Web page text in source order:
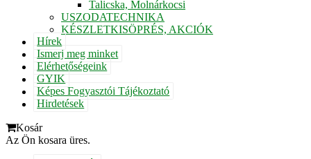
Talicska, Molnárkocsi
USZODATECHNIKA
KÉSZLETKISÖPRÉS, AKCIÓK
Hírek
Ismerj meg minket
Elérhetőségeink
GYIK
Képes Fogyasztói Tájékoztató
Hirdetések
Kosár
Az Ön kosara üres.